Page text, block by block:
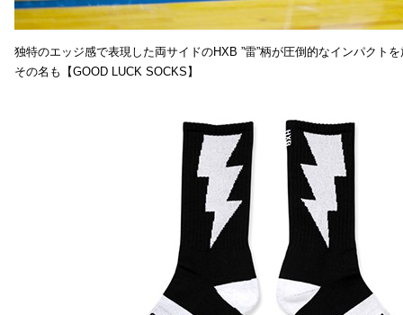
独特のエッジ感で表現した両サイドのHXB ”雷”柄が圧倒的なインパクト
その名も【GOOD LUCK SOCKS】